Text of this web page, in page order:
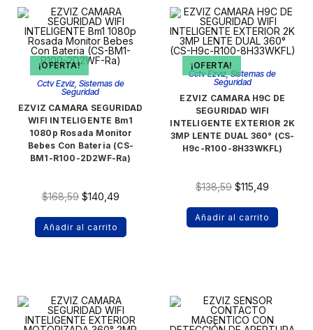
¡OFERTA!
Cctv Ezviz, Sistemas de
Seguridad
EZVIZ CAMARA SEGURIDAD
WIFI INTELIGENTE Bm1
1080p Rosada Monitor
Bebes Con Bateria (CS-
BM1-R100-2D2WF-Ra)
$168,59 $140,49
Añadir al carrito
¡OFERTA!
Cctv Ezviz,Sistemas de
Seguridad
EZVIZ CAMARA H9C DE
SEGURIDAD WIFI
INTELIGENTE EXTERIOR 2K
3MP LENTE DUAL 360° (CS-
H9c-R100-8H33WKFL)
$138,59 $115,49
Añadir al carrito